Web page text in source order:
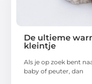
De ultieme
kleintje
Als je op zoek bent
baby of peuter, dan